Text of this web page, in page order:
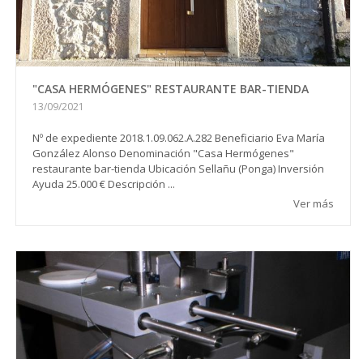
"CASA HERMÓGENES" RESTAURANTE BAR-TIENDA
13/09/2021
Nº de expediente 2018.1.09.062.A.282 Beneficiario Eva María
González Alonso Denominación "Casa Hermógenes"
restaurante bar-tienda Ubicación Sellañu (Ponga) Inversión
Ayuda 25.000 € Descripción ...
Ver más